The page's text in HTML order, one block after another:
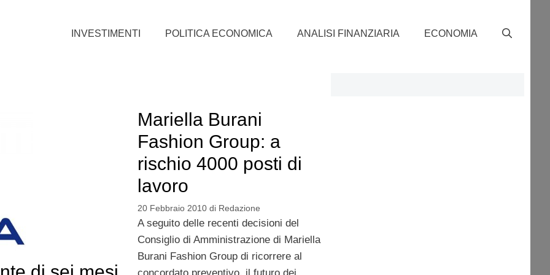
INVESTIMENTI POLITICA ECONOMICA ANALISI FINANZIARIA ECONOMIA
Mariella Burani
Fashion Group: a
rischio 4000 posti di
lavoro
20 Febbraio 2010 di Redazione
A seguito delle recenti decisioni del
Consiglio di Amministrazione di Mariella
Burani Fashion Group di ricorrere al
concordato preventivo, il futuro dei